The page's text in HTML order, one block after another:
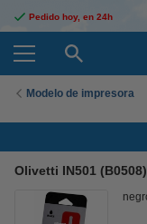
Pedido hoy, en 24h
Modelo de impresora
Olivetti IN501